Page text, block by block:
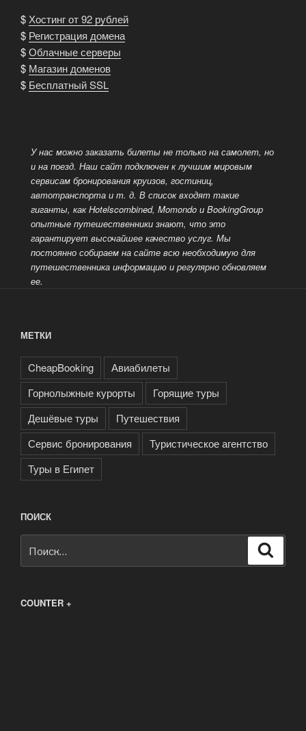
$ Хостинг от 92 рублей
$ Регистрация домена
$Облачные серверы
$ Магазин доменов
$ Бесплатный SSL
У нас можно заказать билеты не только на самолет, но
и на поезд. Наш сайт подключен к лучшим мировым
сервисам бронирования круизов, гостиниц,
автотранспорта и т. д. В список входят такие
гиганты, как Hotelscombined, Momondo и BookingGroup
опытные путешественники знают, что это
гарантирует высочайшее качество услуг. Мы
постоянно собираем на сайте всю необходимую для
путешественника информацию и регулярно обновляем
ее.
МЕТКИ
CheapBooking
Авиабилеты
Горнолыжные курорты
Горящие туры
Дешёвые туры
Путешествия
Сервис бронирования
Туристическое агентство
Туры в Египет
ПОИСК
COUNTER +